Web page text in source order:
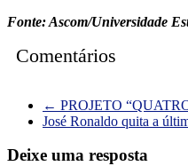
Fonte: Ascom/Universidade
Comentários
← PROJETO
José Ronaldo quita a
Deixe uma resposta